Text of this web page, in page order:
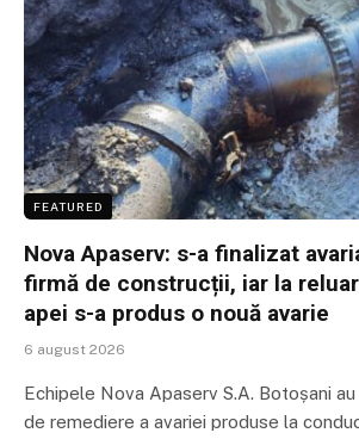
FEATURED
Nova Apaserv: s-a finalizat
firmă de construcții, iar la
apei s-a produs o nouă avarie
6 august 2026
Echipele Nova Apaserv S.A. Botoșani
de remediere a avariei produse la